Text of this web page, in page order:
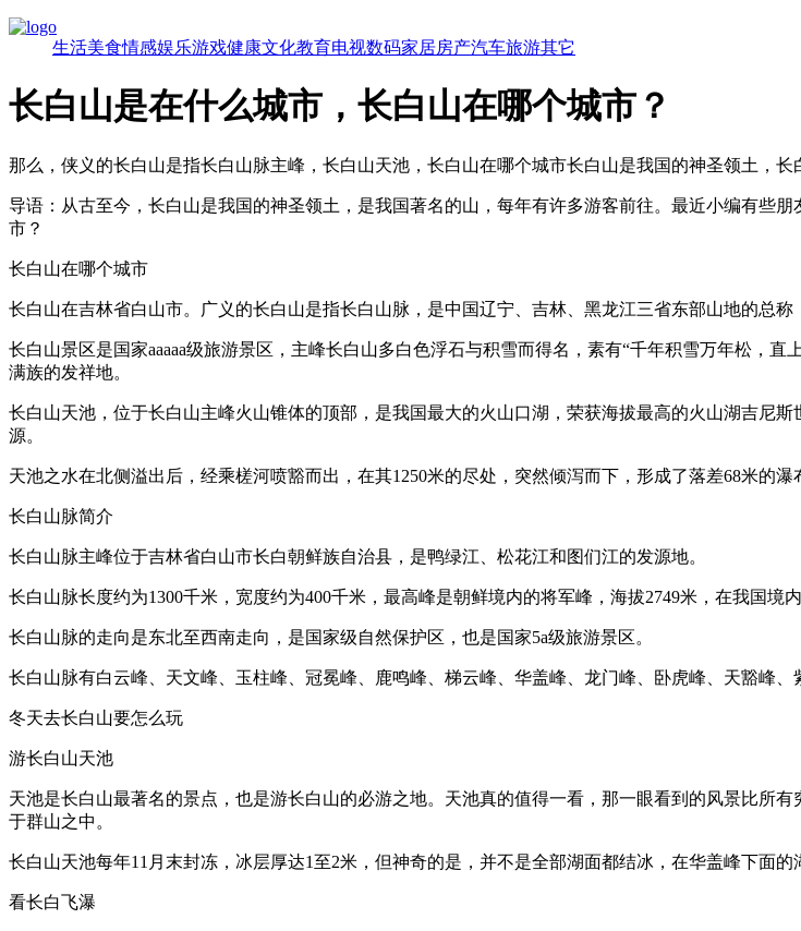
生活美食情感娱乐游戏健康文化教育电视数码家居房产汽车旅游其它
长白山是在什么城市，长白山在哪个城市？
那么，侠义的长白山是指长白山脉主峰，长白山天池，长白山在哪个城市长白山是我国的神圣领土，长
导语：从古至今，长白山是我国的神圣领土，是我国著名的山，每年有许多游客前往。最近小编有些
市？
长白山在哪个城市
长白山在吉林省白山市。广义的长白山是指长白山脉，是中国辽宁、吉林、黑龙江三省东部山地的总
长白山景区是国家aaaaa级旅游景区，主峰长白山多白色浮石与积雪而得名，素有“千年积雪万年松，
满族的发祥地。
长白山天池，位于长白山主峰火山锥体的顶部，是我国最大的火山口湖，荣获海拔最高的火山湖吉尼
源。
天池之水在北侧溢出后，经乘槎河喷豁而出，在其1250米的尽处，突然倾泻而下，形成了落差68米的瀑
长白山脉简介
长白山脉主峰位于吉林省白山市长白朝鲜族自治县，是鸭绿江、松花江和图们江的发源地。
长白山脉长度约为1300千米，宽度约为400千米，最高峰是朝鲜境内的将军峰，海拔2749米，在我国境
长白山脉的走向是东北至西南走向，是国家级自然保护区，也是国家5a级旅游景区。
长白山脉有白云峰、天文峰、玉柱峰、冠冕峰、鹿鸣峰、梯云峰、华盖峰、龙门峰、卧虎峰、天豁峰、
冬天去长白山要怎么玩
游长白山天池
天池是长白山最著名的景点，也是游长白山的必游之地。天池真的值得一看，那一眼看到的风景比所
于群山之中。
长白山天池每年11月末封冻，冰层厚达1至2米，但神奇的是，并不是全部湖面都结冰，在华盖峰下面的
看长白飞瀑